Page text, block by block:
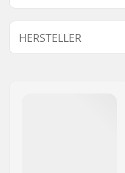
Gewicht:
Typ:
Höhe x Breite x Tiefe:
HERSTELLER